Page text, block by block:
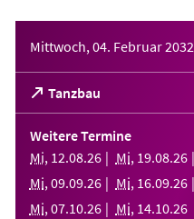
Mittwoch, 04. Februar 2032
Tanzbau
(Öffnet
in
einem
neuen
Tab)
Weitere Termine
Mi, 12.08.26 Mi, 19.08.26
Mi, 09.09.26 Mi, 16.09.26
Mi, 07.10.26 Mi, 14.10.26